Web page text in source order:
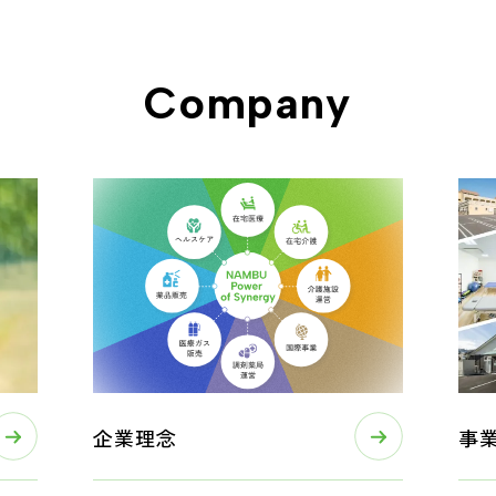
Company
企業理念 事